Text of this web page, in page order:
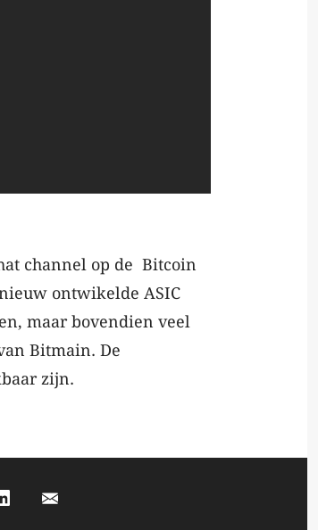
channel op de Bitcoin
ontwikelde ASIC
maar bovendien veel
Bitmain. De
zijn.